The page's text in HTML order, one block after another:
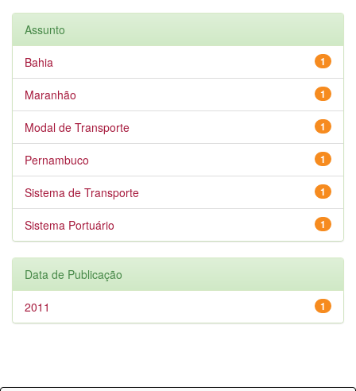
Assunto
1
Bahia
1
Maranhão
1
Modal de Transporte
1
Pernambuco
1
Sistema de Transporte
1
Sistema Portuário
Data de Publicação
1
2011